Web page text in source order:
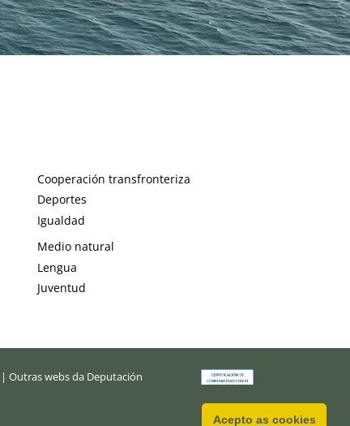
Acepto as cookies
Cooperación transfronteriza
Deportes
Igualdad
Medio natural
Lengua
Juventud
| Outras webs da Deputación